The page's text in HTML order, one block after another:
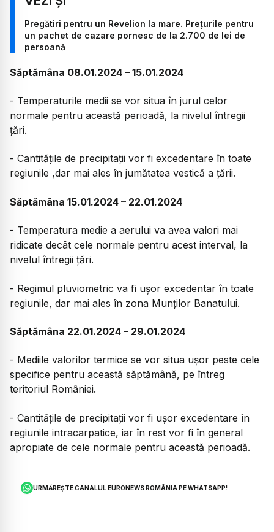
Pregătiri pentru un Revelion la mare. Prețurile pentru
un pachet de cazare pornesc de la 2.700 de lei de
persoană
Săptămâna 08.01.2024 – 15.01.2024
- Temperaturile medii se vor situa în jurul celor
normale pentru această perioadă, la nivelul întregii
ţări.
- Cantităţile de precipitaţii vor fi excedentare în toate
regiunile ,dar mai ales în jumătatea vestică a ţării.
Săptămâna 15.01.2024 – 22.01.2024
- Temperatura medie a aerului va avea valori mai
ridicate decât cele normale pentru acest interval, la
nivelul întregii ţări.
- Regimul pluviometric va fi uşor excedentar în toate
regiunile, dar mai ales în zona Munţilor Banatului.
Săptămâna 22.01.2024 – 29.01.2024
- Mediile valorilor termice se vor situa uşor peste cele
specifice pentru această săptămână, pe întreg
teritoriul României.
- Cantităţile de precipitaţii vor fi uşor excedentare în
regiunile intracarpatice, iar în rest vor fi în general
apropiate de cele normale pentru această perioadă.
URMĂREȘTE CANALUL EURONEWS ROMÂNIA PE WHATSAPP!